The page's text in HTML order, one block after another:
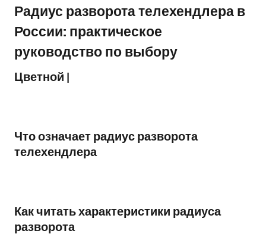
Радиус разворота телехендлера в
России: практическое
руководство по выбору
Цветной |
Что означает радиус разворота
телехендлера
Как читать характеристики радиуса
разворота